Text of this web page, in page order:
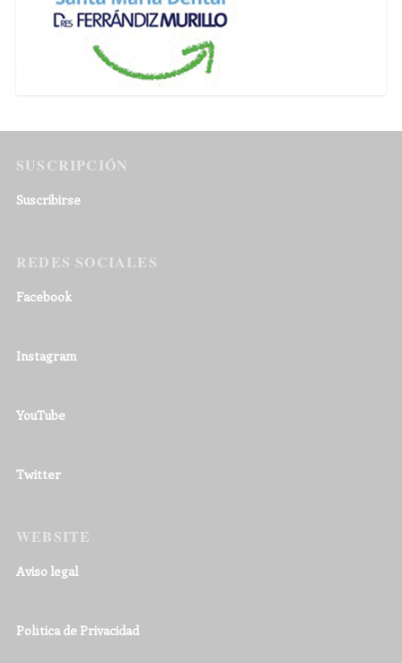
SUSCRIPCIÓN
Suscribirse
REDES SOCIALES
Facebook
Instagram
YouTube
Twitter
WEBSITE
Aviso legal
Política de Privacidad